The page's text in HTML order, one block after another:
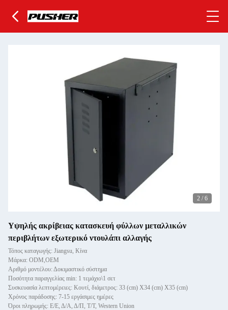
2 / 6
Υψηλής ακρίβειας κατασκευή φύλλων μεταλλικών
περιβλήτων εξωτερικό ντουλάπι αλλαγής
Τόπος καταγωγής: Jiangsu, Κίνα
Μάρκα: ODM,OEM
Αριθμό μοντέλου: Δοκιμαστικό σύστημα
Ποσότητα παραγγελίας min: 1 τεμάχιο\1 σετ
Συσκευασία λεπτομέρειες: Κουτί, διάμετρος: 33 (cm) X34 (cm) X35 (cm)
Χρόνος παράδοσης: 7-15 εργάσιμες ημέρες
Όροι πληρωμής: Ε/Ε, Δ/Α, Δ/Π, Τ/Τ, Western Union